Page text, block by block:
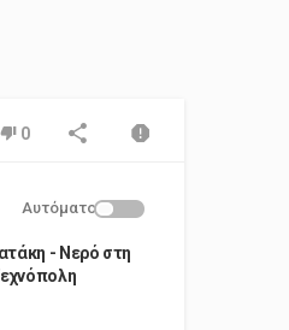
0
Αυτόματο
- Νερό στη